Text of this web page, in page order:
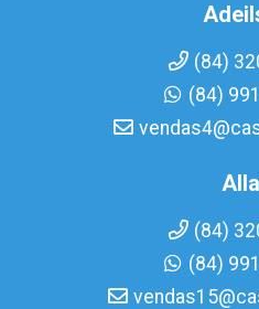
(84)
(84)
(84)
(84)